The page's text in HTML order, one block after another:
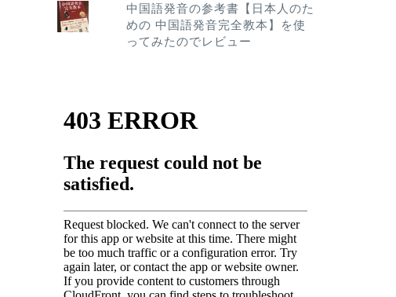
中国語発音の参考書【日本人のた
めの 中国語発音完全教本】を使
ってみたのでレビュー